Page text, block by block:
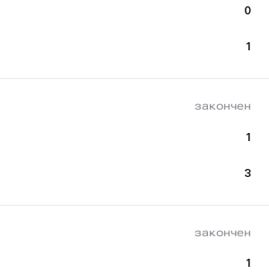
0
1
закончен
1
3
закончен
1